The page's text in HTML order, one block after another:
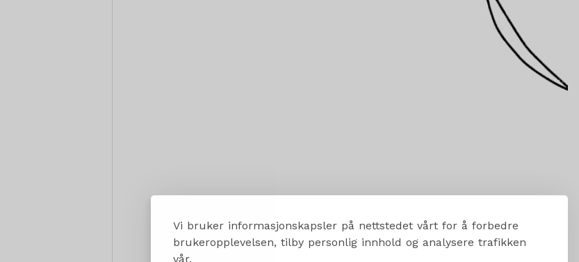
Vi bruker informasjonskapsler på nettstedet vårt for å forbedre
brukeropplevelsen, tilby personlig innhold og analysere trafikken
vår.